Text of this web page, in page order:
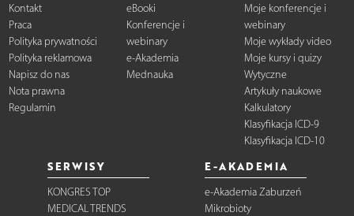
Kontakt
Praca
Polityka prywatności
Polityka reklamowa
Napisz do nas
Nota prawna
Regulamin
eBooki
Konferencje i
webinary
e-Akademia
Mednauka
Moje konferencje i
webinary
Moje wykłady video
Moje kursy i quizy
Wytyczne
Artykuły naukowe
Kalkulatory
Klasyfikacja ICD-9
Klasyfikacja ICD-10
SERWISY
KONGRES TOP
MEDICAL TRENDS
E-AKADEMIA
e-Akademia Zaburzeń
Mikrobioty